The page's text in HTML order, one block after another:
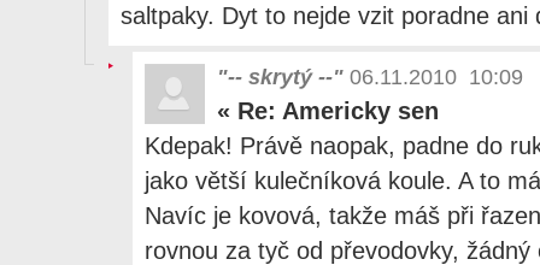
saltpaky. Dyt to nejde vzit poradne ani
"-- skrytý --" 06.11.2010 10:09
« Re: Americky sen
Kdepak! Právě naopak, padne do
jako větší kulečníková koule. A to
Navíc je kovová, takže máš při
rovnou za tyč od převodovky,